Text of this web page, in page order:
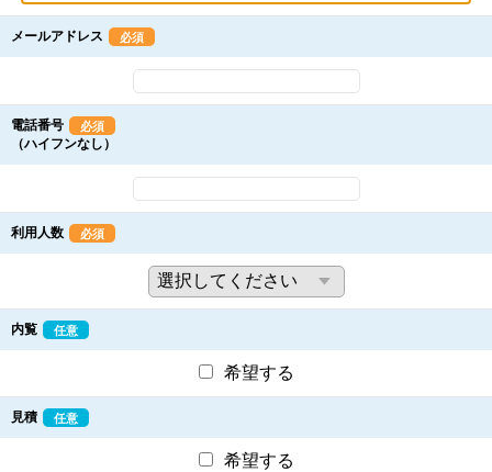
メールアドレス 必須
電話番号 必須
（ハイフンなし）
利用人数 必須
内覧 任意
希望する
見積 任意
希望する